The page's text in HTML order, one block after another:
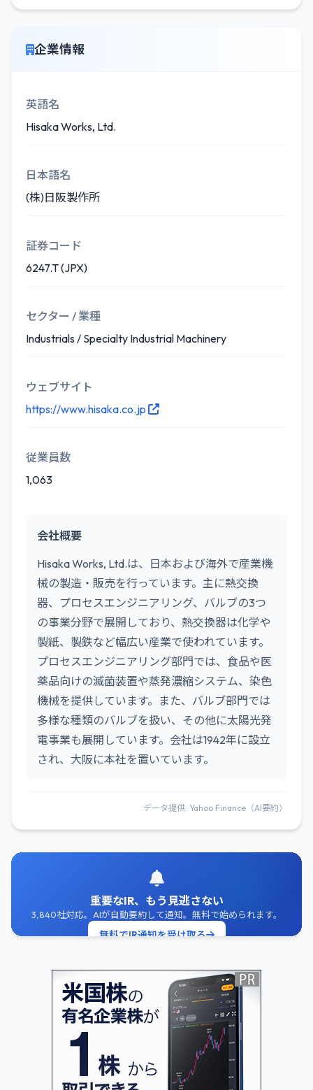
企業情報
英語名
Hisaka Works, Ltd.
日本語名
(株)日阪製作所
証券コード
6247.T (JPX)
セクター / 業種
Industrials / Specialty Industrial Machinery
ウェブサイト
https://www.hisaka.co.jp
従業員数
1,063
会社概要
Hisaka Works, Ltd.は、日本および海外で産業機
械の製造・販売を行っています。主に熱交換
器、プロセスエンジニアリング、バルブの3つ
の事業分野で展開しており、熱交換器は化学や
製紙、製鉄など幅広い産業で使われています。
プロセスエンジニアリング部門では、食品や医
薬品向けの滅菌装置や蒸発濃縮システム、染色
機械を提供しています。また、バルブ部門では
多様な種類のバルブを扱い、その他に太陽光発
電事業も展開しています。会社は1942年に設立
され、大阪に本社を置いています。
データ提供: Yahoo Finance（AI要約）
重要なIR、もう見逃さない
3,840社対応。AIが自動要約して通知。無料で始められます。
無料でIR通知を受け取る